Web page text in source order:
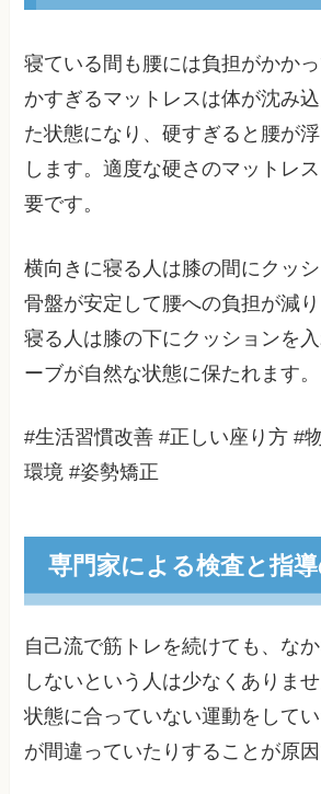
寝ている間も腰には負担がかか
かすぎるマットレスは体が沈み
た状態になり、硬すぎると腰が
します。適度な硬さのマットレ
要です。
横向きに寝る人は膝の間にクッシ
骨盤が安定して腰への負担が減
寝る人は膝の下にクッションを
ーブが自然な状態に保たれます。
#生活習慣改善 #正しい座り方 #
環境 #姿勢矯正
専門家による検査と指
自己流で筋トレを続けても、な
しないという人は少なくありま
状態に合っていない運動をして
が間違っていたりすることが原因